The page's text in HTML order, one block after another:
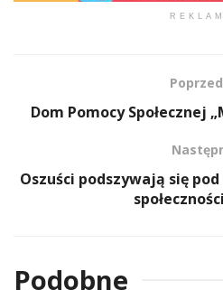
Dom Pomocy Społecznej
Oszuści podszywają się
Podobne